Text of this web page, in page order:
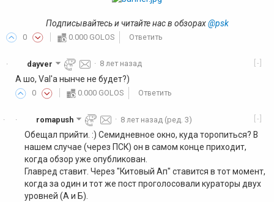
Подписывайтесь и читайте нас в обзорах@psk
0 0.000 GOLOS Ответить
· [-]
dayver · 8 лет назад
А шо, Val'а нынче не будет?)
0 0.000 GOLOS Ответить
·
· [-]
romapush · 8 лет назад (ред. 3)
Обещал прийти. :) Семидневное окно, куда торопиться? В
нашем случае (через ПСК) он в самом конце приходит,
когда обзор уже опубликован.
Главред ставит. Через "Китовый Ап" ставится в тот момент,
когда за один и тот же пост проголосовали кураторы двух
уровней (А и Б).